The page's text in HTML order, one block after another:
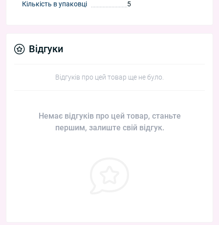
Кількість в упаковці 5
Відгуки
Відгуків про цей товар ще не було.
Немає відгуків про цей товар, станьте
першим, залиште свій відгук.